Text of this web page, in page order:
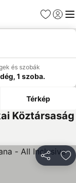
Kedvencek
és szobák
1 szoba.
Térkép
Köztársaság